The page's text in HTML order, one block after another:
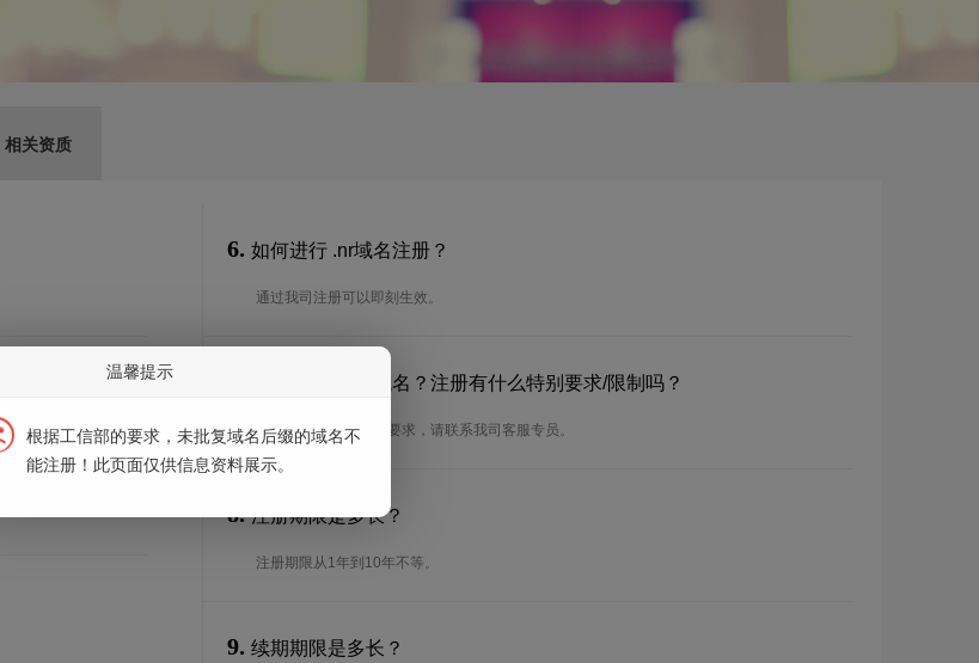
相关资质
的连词号，即中横
*中文域名实际是
6. 如何进行 .nr域名注册？
通过我司注册可以即刻生效。
谁可以注册 .nr域名？注册有什么特别要求/限制吗？
想了解.nr域名的注册要求，请联系我司客服专员。
8. 注册期限是多长？
注册期限从1年到10年不等。
9. 续期期限是多长？
温馨提示
根据工信部的要求，未批复域名后缀的域名不
能注册！此页面仅供信息资料展示。